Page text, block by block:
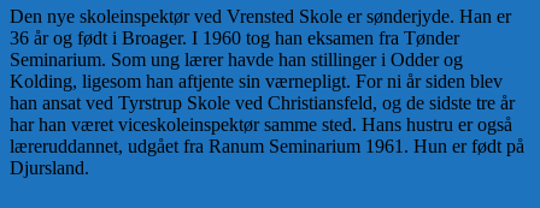
Den nye skoleinspektør ved Vrensted Skole er sønderjyde. Han er
36 år og født i Broager. I 1960 tog han eksamen fra Tønder
Seminarium. Som ung lærer havde han stillinger i Odder og
Kolding, ligesom han aftjente sin værnepligt. For ni år siden blev
han ansat ved Tyrstrup Skole ved Christiansfeld, og de sidste tre år
har han været viceskoleinspektør samme sted. Hans hustru er også
læreruddannet, udgået fra Ranum Seminarium 1961. Hun er født på
Djursland.